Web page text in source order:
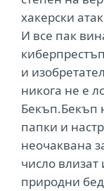
хакерски
И все пак
и
никога не е
Бекъп.Бекъп
папки и
неочаквана
число
природни